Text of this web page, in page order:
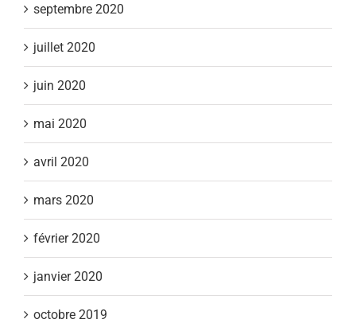
septembre 2020
juillet 2020
juin 2020
mai 2020
avril 2020
mars 2020
février 2020
janvier 2020
octobre 2019